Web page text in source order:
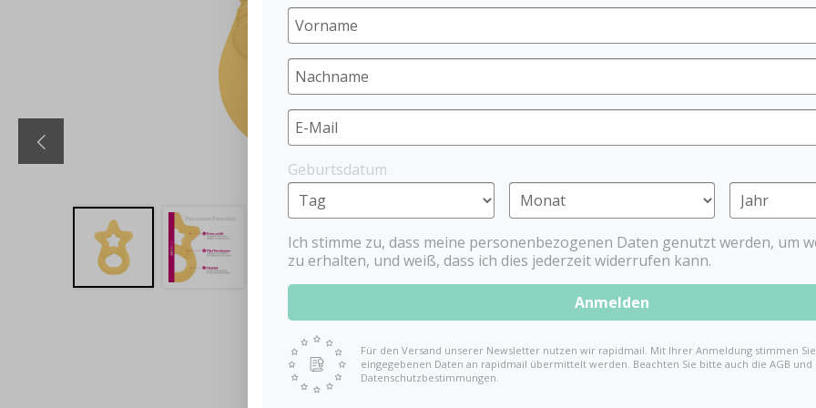
BPA freies* Material
während des
Kauen. Die Beiß-Sterne
Dieses Produkt
* EU Verordnung
Geburtsdatum
Ich stimme zu, dass meine personenbezogenen Daten genutzt werden, um
zu erhalten, und weiß, dass ich dies jederzeit widerrufen kann.
Anmelden
Für den Versand unserer Newsletter nutzen wir rapidmail. Mit Ihrer Anmeldung stimmen
eingegebenen Daten an rapidmail übermittelt werden. Beachten Sie bitte auch die AGB und
Datenschutzbestimmungen.